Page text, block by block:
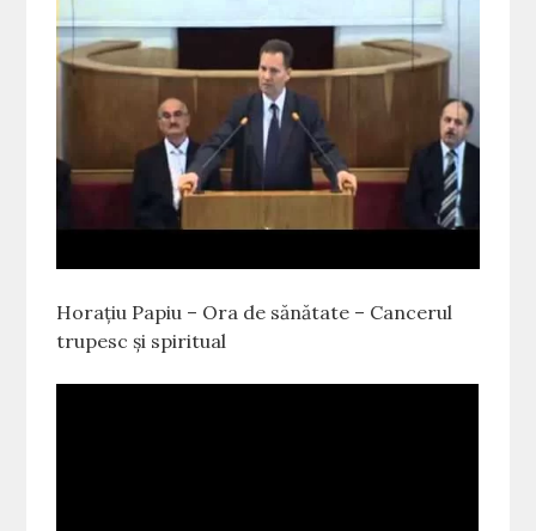
Horațiu Papiu – Ora de sănătate – Cancerul
trupesc și spiritual